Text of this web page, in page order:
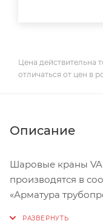
Цена действительна
отличаться от цен в
Описание
Шаровые краны
производятся в
«Арматура